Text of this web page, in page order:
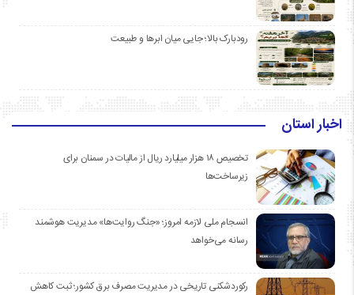
رودبارک بالا؛ جایی میان ابرها و طبیعت
اخبار استان
تخصیص ۱۸ هزار میلیارد ریال از مالیات در سمنان برای
زیرساخت‌ها
انسجام ملی لازمه امروز؛ «جنگ روایت‌ها» مدیریت هوشمند
رسانه می‌خواهد
رکوردشکنی تاریخی در مدیریت مصرف برق کشور؛ ثبت کاهش